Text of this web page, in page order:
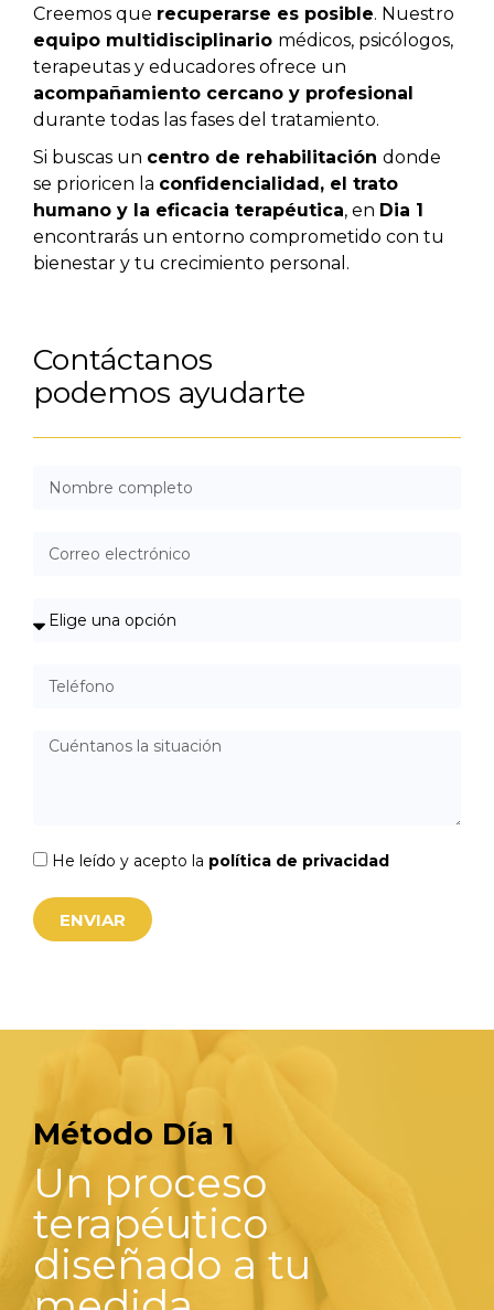
Creemos que recuperarse es posible. Nuestro
equipo multidisciplinario médicos, psicólogos,
terapeutas y educadores ofrece un
acompañamiento cercano y profesional
durante todas las fases del tratamiento.
Si buscas un centro de rehabilitación donde
se prioricen la confidencialidad, el trato
humano y la eficacia terapéutica, en Dia 1
encontrarás un entorno comprometido con tu
bienestar y tu crecimiento personal.
Contáctanos
podemos ayudarte
He leído y acepto la política de privacidad
ENVIAR
Método Día 1
Un proceso
terapéutico
diseñado a tu